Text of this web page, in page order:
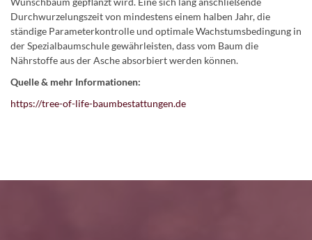
Durchwurzelungszeit von mindestens einem halben Jahr, die
ständige Parameterkontrolle und optimale Wachstumsbedingung in
der Spezialbaumschule gewährleisten, dass vom Baum die
Nährstoffe aus der Asche absorbiert werden können.
Quelle & mehr Informationen:
https://tree-of-life-baumbestattungen.de